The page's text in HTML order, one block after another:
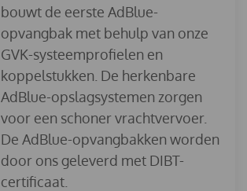
bouwt de eerste AdBlue-
opvangbak met behulp van onze
GVK-systeemprofielen en
koppelstukken. De herken­bare
AdBlue-opslagsystemen zorgen
voor een schoner vrachtvervoer.
De AdBlue-opvangbakken worden
door ons geleverd met DIBT-
certificaat.